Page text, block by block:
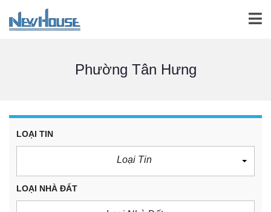
Phường Tân Hưng
LOẠI TIN
Loại Tin
LOẠI NHÀ ĐẤT